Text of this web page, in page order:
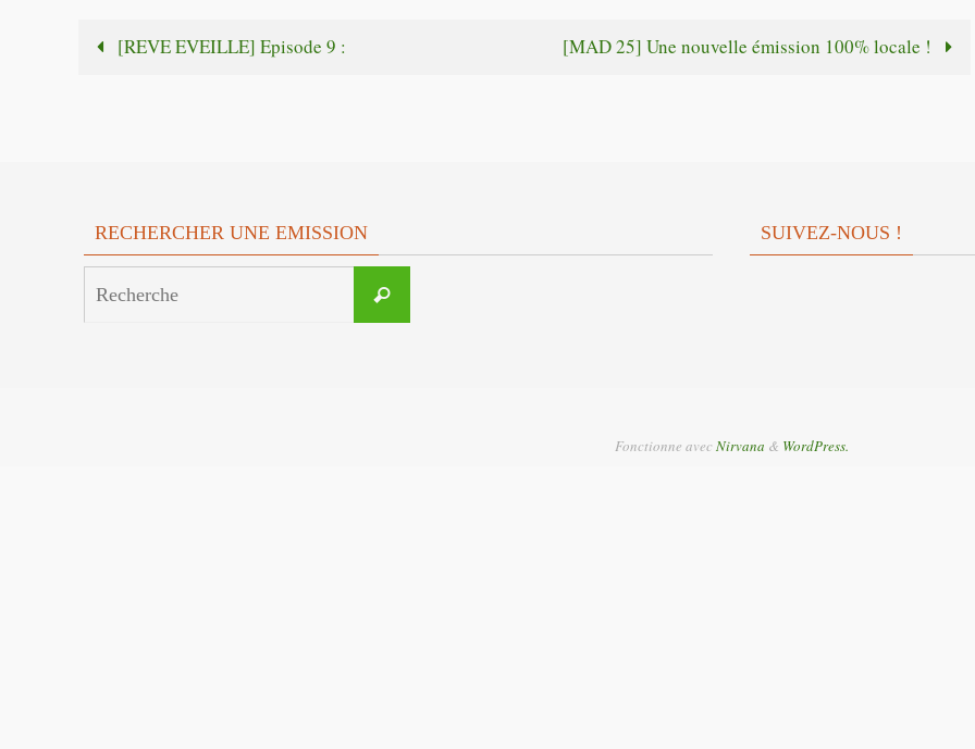
le
ou
[REVE EVEILLE] Episode 9 : [MAD 25] Une nouvelle émission 100% locale !
RECHERCHER UNE EMISSION
Recherche
SUIVEZ-NOUS !
Fonctionne avec Nirvana & WordPress.